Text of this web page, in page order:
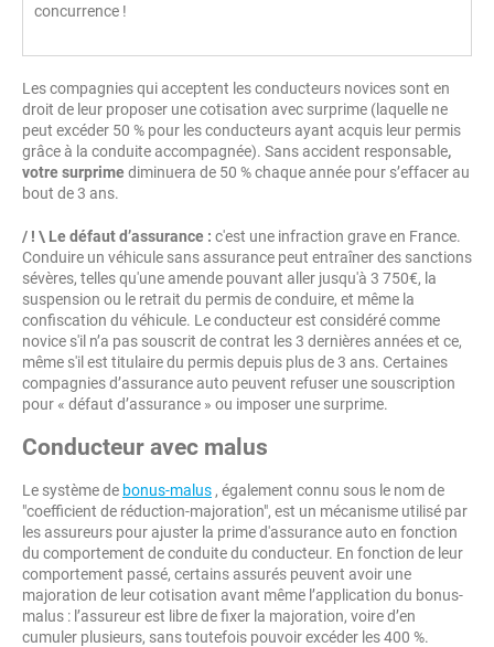
concurrence !
Les compagnies qui acceptent les conducteurs novices sont en
droit de leur proposer une cotisation avec surprime (laquelle ne
peut excéder 50 % pour les conducteurs ayant acquis leur permis
grâce à la conduite accompagnée). Sans accident responsable,
votre surprimediminuera de 50 % chaque année pour s’effacer au
bout de 3 ans.
/ ! \ Le défaut d’assurance : c'est une infraction grave en France.
Conduire un véhicule sans assurance peut entraîner des sanctions
sévères, telles qu'une amende pouvant aller jusqu'à 3 750€, la
suspension ou le retrait du permis de conduire, et même la
confiscation du véhicule. Le conducteur est considéré comme
novice s'il n’a pas souscrit de contrat les 3 dernières années et ce,
même s'il est titulaire du permis depuis plus de 3 ans. Certaines
compagnies d’assurance auto peuvent refuser une souscription
pour « défaut d’assurance » ou imposer une surprime.
Conducteur avec malus
Le système de bonus-malus , également connu sous le nom de
"coefficient de réduction-majoration", est un mécanisme utilisé par
les assureurs pour ajuster la prime d'assurance auto en fonction
du comportement de conduite du conducteur. En fonction de leur
comportement passé, certains assurés peuvent avoir une
majoration de leur cotisation avant même l’application du bonus-
malus : l’assureur est libre de fixer la majoration, voire d’en
cumuler plusieurs, sans toutefois pouvoir excéder les 400 %.